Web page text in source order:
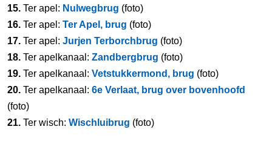
15. Ter apel: Nulwegbrug (foto)
16. Ter apel: Ter Apel, brug (foto)
17. Ter apel: Jurjen Terborchbrug (foto)
18. Ter apelkanaal: Zandbergbrug (foto)
19. Ter apelkanaal: Vetstukkermond, brug (foto)
20. Ter apelkanaal: 6e Verlaat, brug over bovenhoofd
(foto)
21. Ter wisch: Wischluibrug (foto)